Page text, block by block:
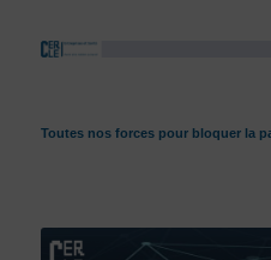
Toutes nos forces pour bloquer la